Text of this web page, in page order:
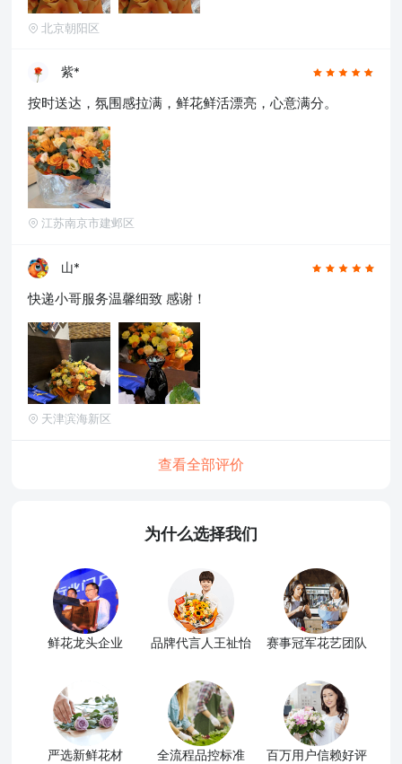
北京朝阳区
紫*
按时送达，氛围感拉满，鲜花鲜活漂亮，心意满分。
江苏南京市建邺区
山*
快递小哥服务温馨细致 感谢！
天津滨海新区
查看全部评价
为什么选择我们
鲜花龙头企业 品牌代言人王祉怡 赛事冠军花艺团队
严选新鲜花材 全流程品控标准 百万用户信赖好评